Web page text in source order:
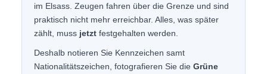
im Elsass. Zeugen fahren über die Grenze und sind
praktisch nicht mehr erreichbar. Alles, was später
zählt, muss jetztfestgehalten werden.
Deshalb notieren Sie Kennzeichen samt
Nationalitätszeichen, fotografieren Sie die Grüne